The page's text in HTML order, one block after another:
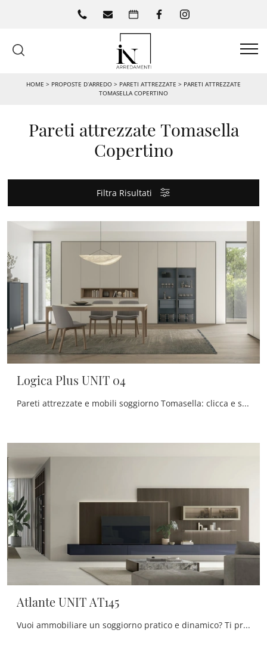
HOME > PROPOSTE D’ARREDO > PARETI ATTREZZATE > PARETI ATTREZZATE
TOMASELLA COPERTINO
Pareti attrezzate Tomasella
Copertino
Filtra Risultati
Logica Plus UNIT 04
Pareti attrezzate e mobili soggiorno Tomasella: clicca e scopri il modello Logica Plus UNIT 04 e potrai arricchire stanze moderne di ogni tipo.
Atlante UNIT AT145
Vuoi ammobiliare un soggiorno pratico e dinamico? Ti presentiamo la parete attrezzata Atlante UNIT AT145 Tomasella dalle linee decise moderne.